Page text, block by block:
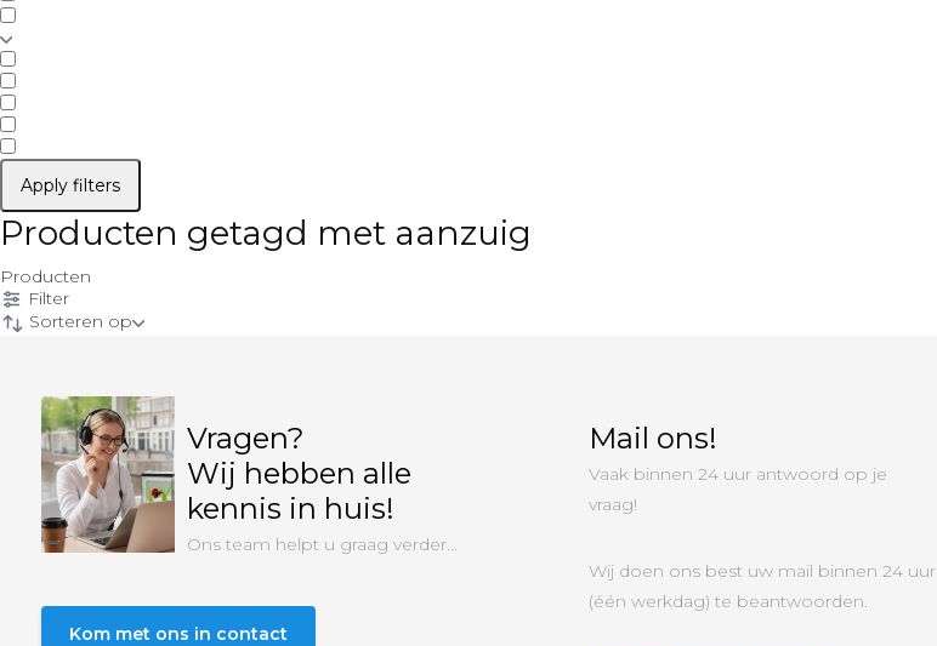
Apply filters
Producten getagd met aanzuig
Producten
Filter
Sorteren op
Vragen?
Wij hebben alle
kennis in huis!
Ons team helpt u graag verder...
Kom met ons in contact
Mail ons!
Vaak binnen 24 uur antwoord op je
vraag!
Wij doen ons best uw mail binnen 24 uur
(één werkdag) te beantwoorden.